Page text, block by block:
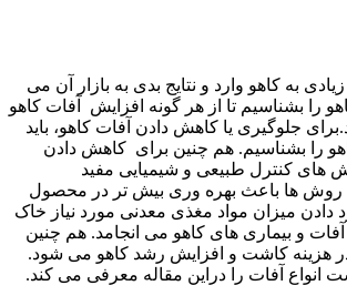
به کاهو وارد و نتایج بدی به بازار آن می
را بشناسیم تا از هر گونه افزایش آفات کاهو
جلوگیری یا کاهش دادن آفات کاهو، باید
را بشناسیم. هم چنین برای کاهش دادن
های کنترل طبیعی و شیمیایی مفید
روش ها باعث بهره وری بیش تر در محصول
دادن میزان مواد مغذی معدنی مورد نیاز خاک
و بیماری های کاهو می انجامد. هم چنین
هزینه کاشت و افزایش رشد کاهو می شود.
آفات را دراین مقاله معرفی می کند.